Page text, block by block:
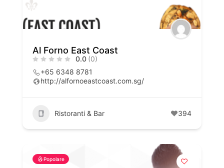
Al Forno East Coast
0.0 (0)
+65 6348 8781
http://alfornoeastcoast.com.sg/
Ristoranti & Bar 394
Popolare